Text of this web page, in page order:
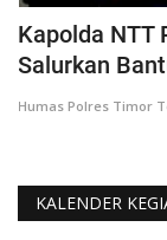
Kapolda NTT
Salurkan
Humas Polres Timor
KALENDER